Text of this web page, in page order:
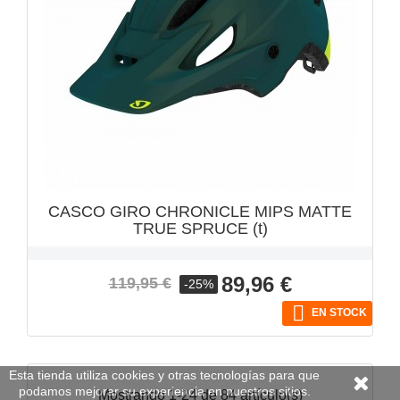
CASCO GIRO CHRONICLE MIPS MATTE
TRUE SPRUCE (t)
Precio
119,95 € -25% Precio
89,96 €
 EN STOCK
Mostrando 1-24 de 84 artículo(s)
Esta tienda utiliza cookies y otras tecnologías para que
podamos mejorar su experiencia en nuestros sitios.